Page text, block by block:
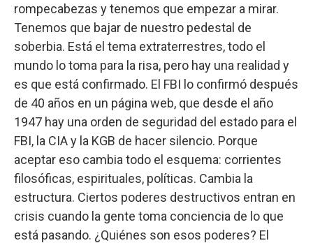
rompecabezas y tenemos que empezar a mirar.
Tenemos que bajar de nuestro pedestal de
soberbia. Está el tema extraterrestres, todo el
mundo lo toma para la risa, pero hay una realidad y
es que está confirmado. El FBI lo confirmó después
de 40 años en un página web, que desde el año
1947 hay una orden de seguridad del estado para el
FBI, la CIA y la KGB de hacer silencio. Porque
aceptar eso cambia todo el esquema: corrientes
filosóficas, espirituales, políticas. Cambia la
estructura. Ciertos poderes destructivos entran en
crisis cuando la gente toma conciencia de lo que
está pasando. ¿Quiénes son esos poderes? El